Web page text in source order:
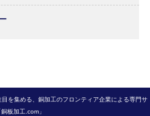
を集める、銅加工のフロンティア企業による専門サ
板加工.com」